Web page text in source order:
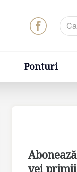
Ponturi
vei